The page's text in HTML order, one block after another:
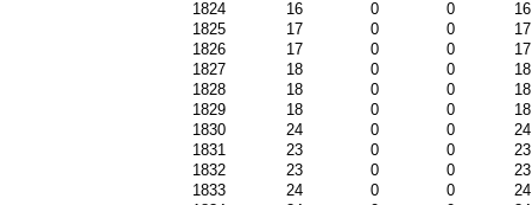
1824
16 0 0
16
1825
17 0 0
17
1826
17 0 0
17
1827
18 0 0
18
1828
18 0 0
18
1829
18 0 0
18
1830
24 0 0
24
1831
23 0 0
23
1832
23 0 0
23
1833
24 0 0
24